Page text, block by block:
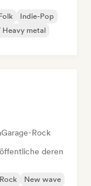
Indie-Pop
Heavy metal
Garage-Rock
deren
New wave